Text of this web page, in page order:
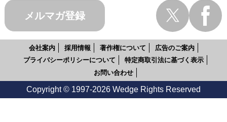
メルマガ登録
会社案内 採用情報 著作権について
広告のご案内
プライバシーポリシーについて
特定商取引法に基づく表示
お問い合わせ
Copyright © 1997-2026 Wedge Rights Reserved